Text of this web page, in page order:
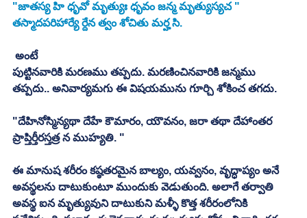
"జాతస్య హి ధృవో మృత్యుః ధృవం జన్మ మృత్యుస్యచ "
తస్మాదపరిహార్యే ర్దేన త్వం శోచితు మర్హ సి.
అంటే
పుట్టినవారికి మరణము తప్పదు. మరణించినవారికి జన్మము
తప్పదు.. అనివార్యమగు ఈ విషయమును గూర్చి శోకించ తగదు.
"దేహినోస్మిన్యథా దేహే కౌమారం, యౌవనం, జరా తథా దేహాంతర
ప్రాప్తిర్తీరస్తత్ర న ముహ్యతి. "
ఈ మానుష శరీరం కష్ఠతరమైన బాల్యం, యవ్వనం, వృద్ధాప్యం అనే
అవస్థలను దాటుకుంటూ ముందుకు వెడుతుంది. అలాగే తర్వాతి
అవస్థ ఐన మృత్యువుని దాటుకుని మళ్ళీ కొత్త శరీరంలోనికి